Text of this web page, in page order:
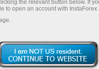
demo
keputusan ketika
the relevant button below. If
to open an account with InstaForex